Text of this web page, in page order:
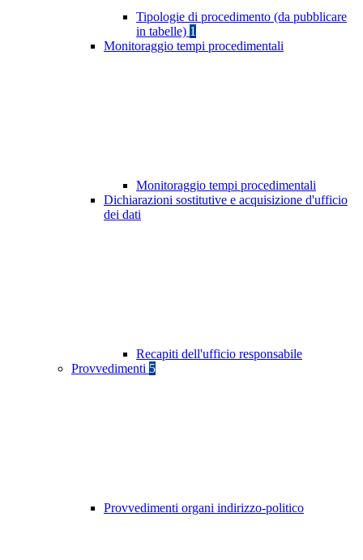
Tipologie di procedimento (da pubblicare
in tabelle) 1
Monitoraggio tempi procedimentali
Monitoraggio tempi procedimentali
Dichiarazioni sostitutive e acquisizione d'ufficio
dei dati
Recapiti dell'ufficio responsabile
Provvedimenti 5
Provvedimenti organi indirizzo-politico